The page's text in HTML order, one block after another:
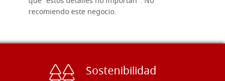
recomiendo este negocio.
Sostenibilidad